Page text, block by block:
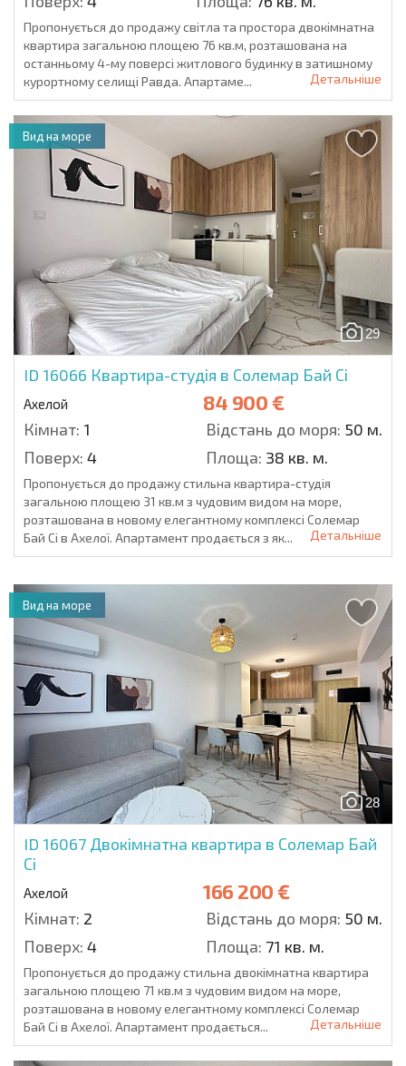
Пропонується до продажу світла та простора двокімнатна
квартира загальною площею 76 кв.м, розташована на
останньому 4-му поверсі житлового будинку в затишному
курортному селищі Равда. Апартаме...
Детальніше
29
ID 16066 Квартира-студія в Солемар Бай Сі
Ахелой 84 900 €
Кімнат: 1 Відстань до моря: 50 м.
Поверх: 4 Площа: 38 кв. м.
Вид на море
Пропонується до продажу стильна квартира-студія
загальною площею 31 кв.м з чудовим видом на море,
розташована в новому елегантному комплексі Солемар
Бай Сі в Ахелої. Апартамент продається з як...
Детальніше
28
ID 16067 Двокімнатна квартира в Солемар Бай
Сі
Ахелой 166 200 €
Кімнат: 2 Відстань до моря: 50 м.
Поверх: 4 Площа: 71 кв. м.
Вид на море
Пропонується до продажу стильна двокімнатна квартира
загальною площею 71 кв.м з чудовим видом на море,
розташована в новому елегантному комплексі Солемар
Бай Сі в Ахелої. Апартамент продається...
Детальніше